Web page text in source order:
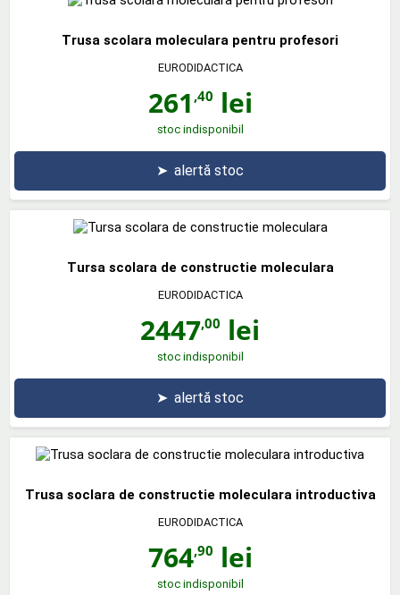
Trusa scolara moleculara pentru profesori
EURODIDACTICA
261 ,40 lei
stoc indisponibil
➤ alertă stoc
Tursa scolara de constructie moleculara
EURODIDACTICA
2447,00 lei
stoc indisponibil
➤ alertă stoc
Trusa soclara de constructie moleculara introductiva
EURODIDACTICA
764,90 lei
stoc indisponibil